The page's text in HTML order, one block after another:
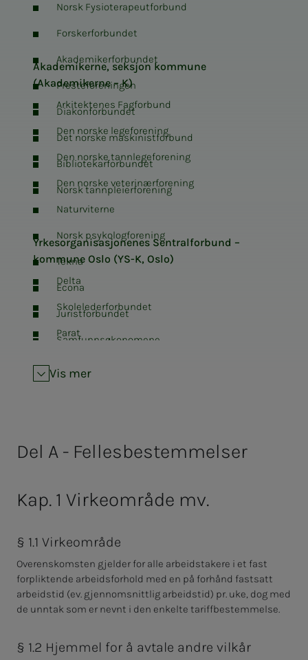
Norsk Fysioterapeutforbund
Forskerforbundet
Akademikerforbundet
Presteforeningen
Diakonforbundet
Det norske maskinistforbund
Bibliotekarforbundet
Norsk tannpleierforening
Akademikerne, seksjon kommune
(Akademikerne – K)
Arkitektenes Fagforbund
Den norske legeforening
Den norske tannlegeforening
Den norske veterinærforening
Naturviterne
Norsk psykologforening
Tekna
Econa
Juristforbundet
Samfunnsøkonomene
Samfunnsviterne
NITO
Yrkesorganisasjonenes Sentralforbund –
kommune Oslo (YS-K, Oslo)
Delta
Skolelederforbundet
Parat
Vis mer
Del A - Fellesbestemmelser
Kap. 1 Virkeområde mv.
§ 1.1 Virkeområde
Overenskomsten gjelder for alle arbeidstakere i et fast
forpliktende arbeidsforhold med en på forhånd fastsatt
arbeidstid (ev. gjennomsnittlig arbeidstid) pr. uke, dog med
de unntak som er nevnt i den enkelte tariffbestemmelse.
§ 1.2 Hjemmel for å avtale andre vilkår